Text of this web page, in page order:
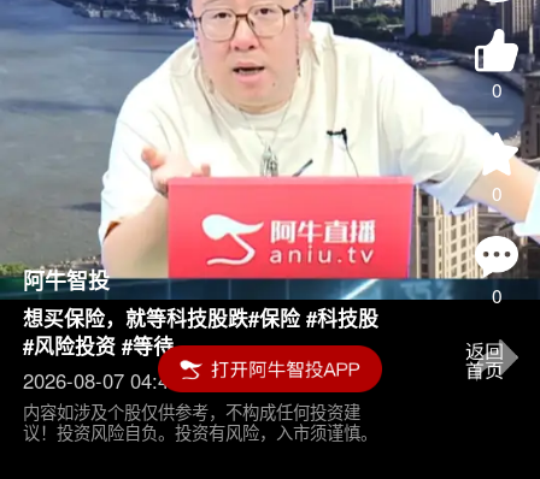
0
0
0
阿牛智投
想买保险，就等科技股跌#保险 #科技股
#风险投资 #等待
2026-08-07 04:45
内容如涉及个股仅供参考，不构成任何投资建
议！投资风险自负。投资有风险，入市须谨慎。